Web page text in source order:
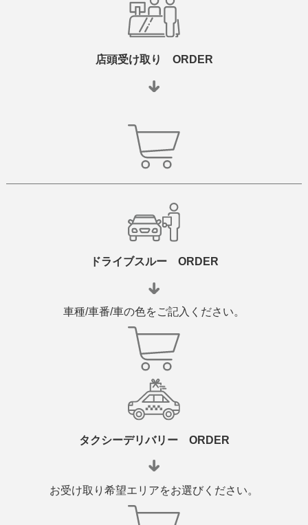
店頭受け取り ORDER
ドライブスルー ORDER
車種/車番/車の色をご記入ください。
タクシーデリバリー ORDER
お受け取り希望エリアをお選びください。